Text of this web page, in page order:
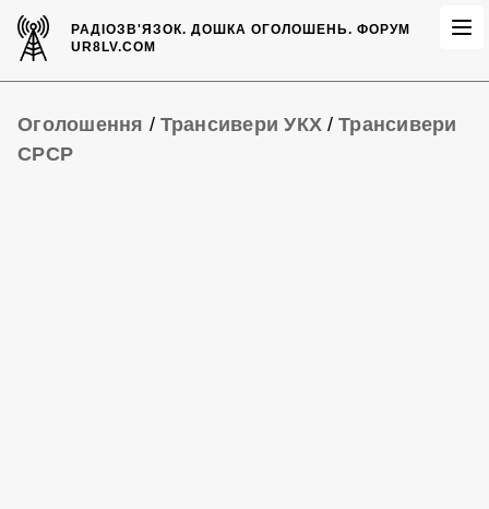
РАДІОЗВ'ЯЗОК.ДОШКА ОГОЛОШЕНЬ. ФОРУМ
UR8LV.COM
Оголошення / Трансивери УКХ / Трансивери
СРСР